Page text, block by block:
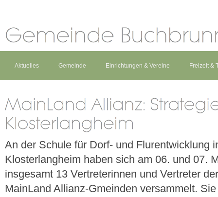
Aktuelles Gemeinde Einrichtungen & Vereine Freizeit &
An der Schule für Dorf- und Flurentwicklung
Klosterlangheim haben sich am 06. und 07.
insgesamt 13 Vertreterinnen und Vertreter der
MainLand Allianz-Gmeinden versammelt.